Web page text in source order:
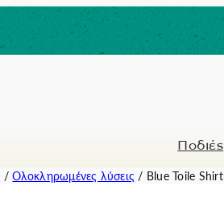
Ποδιές
/Ολοκληρωμένες λύσεις / Blue Toile Shirt